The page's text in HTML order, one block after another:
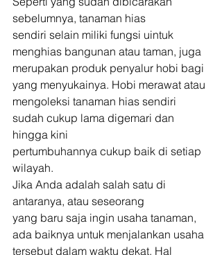
sebelumnya, tanaman hias
sendiri selain miliki fungsi uintuk
menghias bangunan atau taman, juga
merupakan produk penyalur hobi bagi
yang menyukainya. Hobi merawat atau
mengoleksi tanaman hias sendiri
sudah cukup lama digemari dan
hingga kini
pertumbuhannya cukup baik di setiap
wilayah.
Jika Anda adalah salah satu di
antaranya, atau seseorang
yang baru saja ingin usaha tanaman,
ada baiknya untuk menjalankan usaha
tersebut dalam waktu dekat. Hal